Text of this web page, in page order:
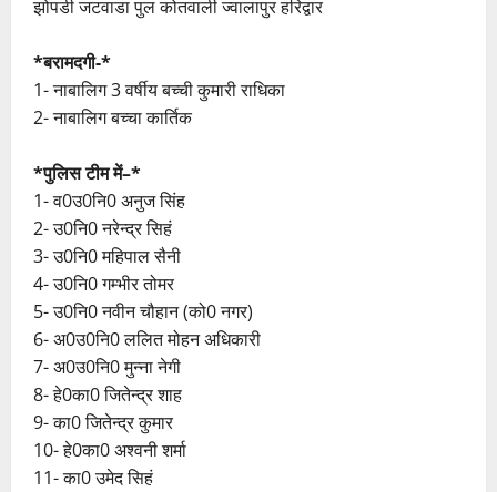
झोपडी जटवाडा पुल कोतवाली ज्वालापुर हरिद्वार
*बरामदगी-*
1- नाबालिग 3 वर्षीय बच्ची कुमारी राधिका
2- नाबालिग बच्चा कार्तिक
*पुलिस टीम में–*
1- व0उ0नि0 अनुज सिंह
2- उ0नि0 नरेन्द्र सिहं
3- उ0नि0 महिपाल सैनी
4- उ0नि0 गम्भीर तोमर
5- उ0नि0 नवीन चौहान (को0 नगर)
6- अ0उ0नि0 ललित मोहन अधिकारी
7- अ0उ0नि0 मुन्ना नेगी
8- हे0का0 जितेन्द्र शाह
9- का0 जितेन्द्र कुमार
10- हे0का0 अश्वनी शर्मा
11- का0 उमेद सिहं